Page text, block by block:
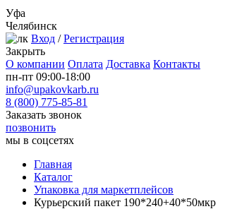
Уфа
Челябинск
Вход / Регистрация
Закрыть
О компании Оплата Доставка Контакты
пн-пт 09:00-18:00
info@upakovkarb.ru
8 (800) 775-85-81
Заказать звонок
позвонить
мы в соцсетях
Главная
Каталог
Упаковка для маркетплейсов
Курьерский пакет 190*240+40*50мкр